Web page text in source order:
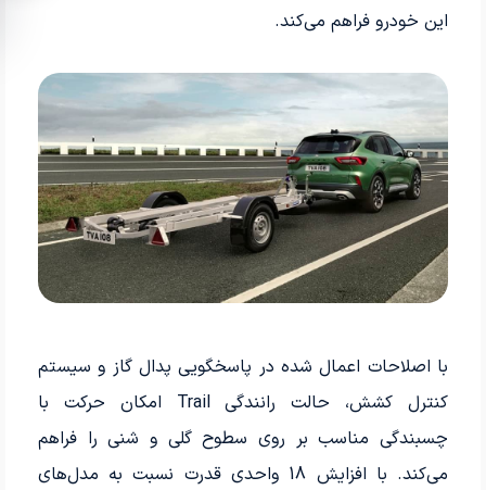
این خودرو فراهم می‌کند.
با اصلاحات اعمال شده در پاسخگویی پدال گاز و سیستم
کنترل کشش، حالت رانندگی Trail امکان حرکت با
چسبندگی مناسب بر روی سطوح گلی و شنی را فراهم
می‌کند. با افزایش 18 واحدی قدرت نسبت به مدل‌های